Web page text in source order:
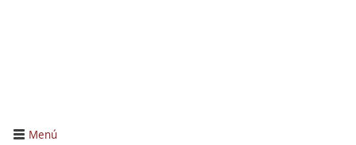
Menú